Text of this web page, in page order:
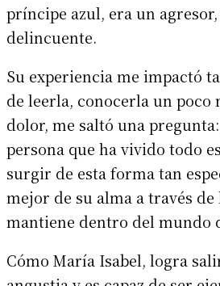
príncipe azul, era un
delincuente.
Su experiencia me impactó
de leerla, conocerla un poco
dolor, me saltó una
persona que ha vivido todo
surgir de esta forma tan
mejor de su alma a través de
mantiene dentro del mundo
Cómo María Isabel, logra